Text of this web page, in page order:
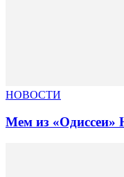
НОВОСТИ
Мем из «Одиссеи»